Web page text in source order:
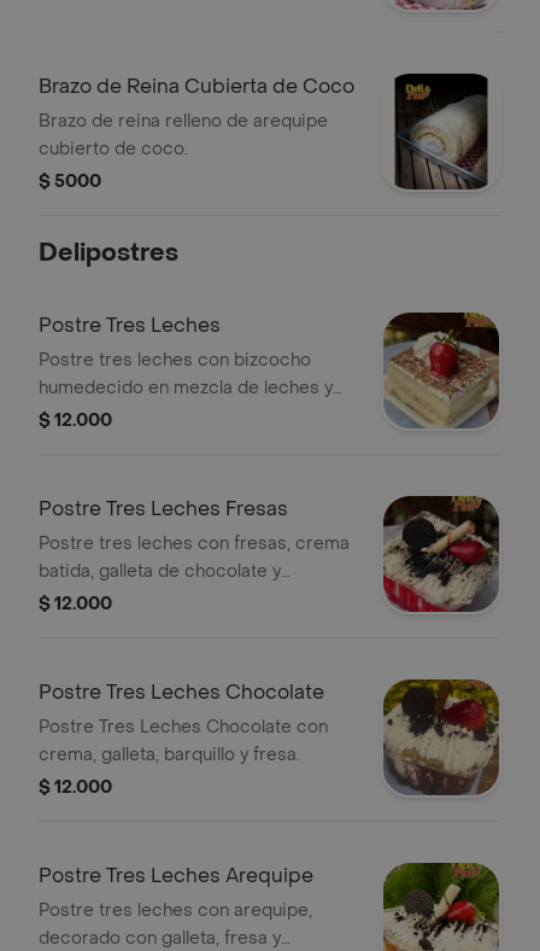
Brazo de Reina Cubierta de Coco
Brazo de reina relleno de arequipe
cubierto de coco.
$ 5000
Delipostres
Postre Tres Leches
Postre tres leches con bizcocho
humedecido en mezcla de leches y
crema.
$ 12.000
Postre Tres Leches Fresas
Postre tres leches con fresas, crema
batida, galleta de chocolate y
barquillo.
$ 12.000
Postre Tres Leches Chocolate
Postre Tres Leches Chocolate con
crema, galleta, barquillo y fresa.
$ 12.000
Postre Tres Leches Arequipe
Postre tres leches con arequipe,
decorado con galleta, fresa y